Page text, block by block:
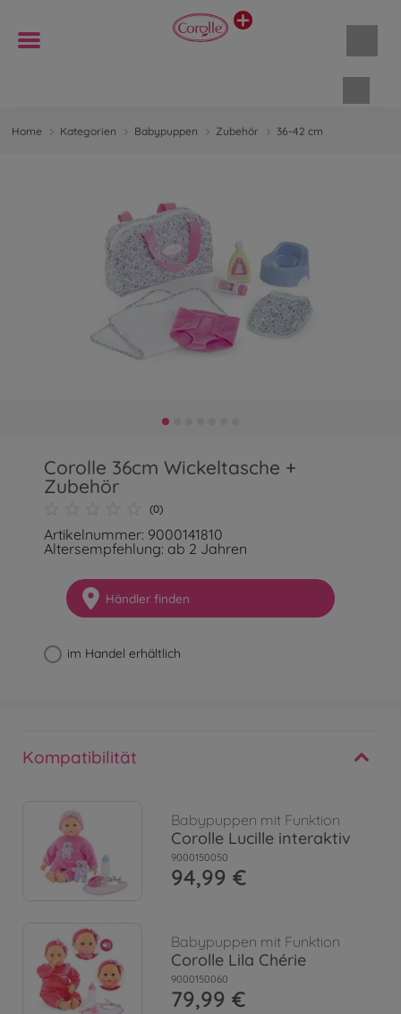
Home Kategorien Babypuppen Zubehör 36-42 cm
Corolle 36cm Wickeltasche +
Zubehör
(0)
Artikelnummer: 9000141810
Altersempfehlung: ab 2 Jahren
Händler finden
im Handel erhältlich
Kompatibilität
Babypuppen mit Funktion
Corolle Lucille interaktiv
9000150050
94,99 €
Babypuppen mit Funktion
Corolle Lila Chérie
9000150060
79,99 €